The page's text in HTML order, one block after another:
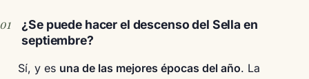
¿Se puede hacer el descenso del Sella en
septiembre?
Sí, y es una de las mejores épocas del año. La